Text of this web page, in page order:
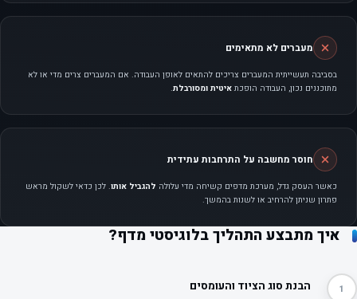
מעברים לא מתאימים
בסביבה תעשייתית המעברים צריכים להתאים לאופן העבודה. אם המעברים צרים מדי או לא
מתוכננים נכון, העבודה הופכת איטית ומסורבלת.
חוסר מחשבה על התרחבות עתידית
כאשר העסק גדל, מערכת מדפים קשיחה מדי עלולה להגביל אותו. לכן כדאי לשקול מראש
פתרון שניתן להרחיב או לשנות בהמשך.
איך מתבצע התהליך בלוגיסטי מדף?
1 הבנת סוג הציוד והעומסים